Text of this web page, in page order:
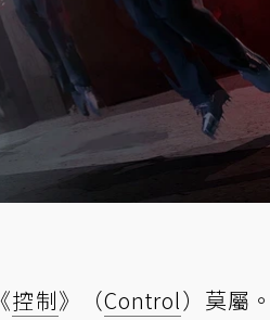
控制》（Control）莫屬